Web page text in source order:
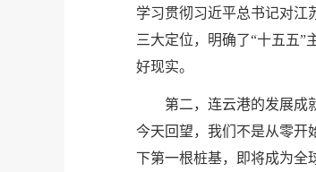
学习贯彻习近平总书记对江
三大定位，明确了“十五五
好现实。
第二，连云港的发展成
今天回望，我们不是从零开
下第一根桩基，即将成为全